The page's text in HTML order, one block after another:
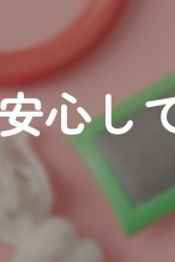
心し